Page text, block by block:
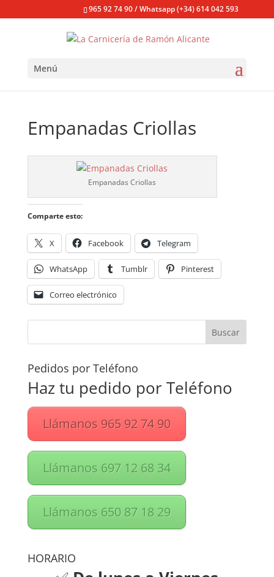
965 92 74 90 / Whatsapp (+34) 614 042 593
Menú
Empanadas Criollas
Empanadas Criollas
Comparte esto:
X Facebook Telegram
WhatsApp Tumblr Pinterest
Correo electrónico
Pedidos por Teléfono
Haz tu pedido por Teléfono
Llámanos 965 92 74 90
Llámanos 697 12 68 34
Llámanos 650 87 18 29
HORARIO